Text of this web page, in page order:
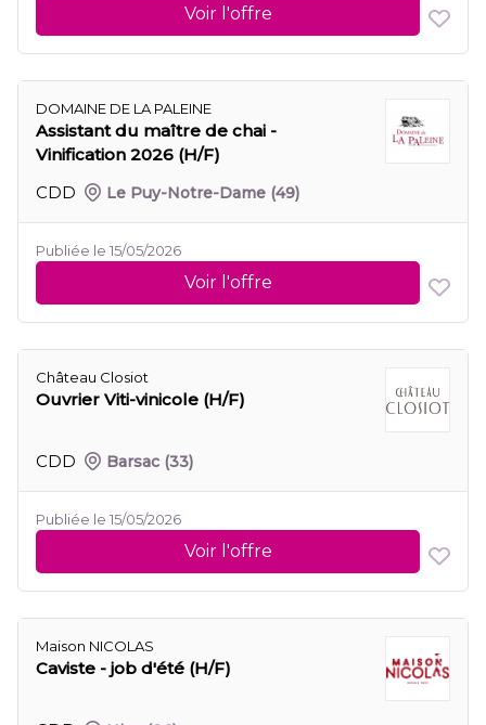
Voir l'offre
DOMAINE DE LA PALEINE
Assistant du maître de chai -
Vinification 2026 (H/F)
CDD
Le Puy-Notre-Dame (49)
Publiée le 15/05/2026
Voir l'offre
Château Closiot
Ouvrier Viti-vinicole (H/F)
CDD Barsac (33)
Publiée le 15/05/2026
Voir l'offre
Maison NICOLAS
Caviste - job d'été (H/F)